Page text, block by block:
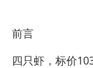
前言
四只虾，标价